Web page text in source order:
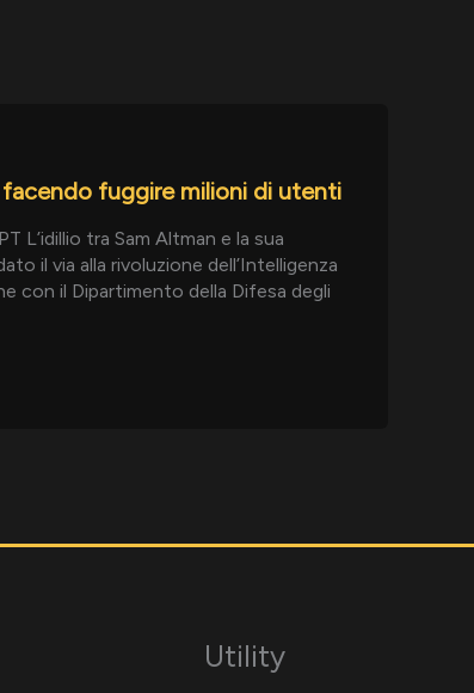
fuggire milioni di utenti
L’idillio tra Sam Altman e la sua
il via alla rivoluzione dell’Intelligenza
con il Dipartimento della Difesa degli
Utility